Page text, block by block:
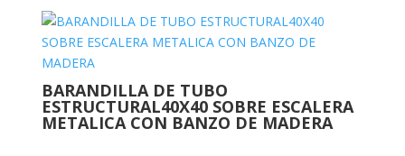
BARANDILLA DE TUBO
ESTRUCTURAL40X40 SOBRE ESCALERA
METALICA CON BANZO DE MADERA